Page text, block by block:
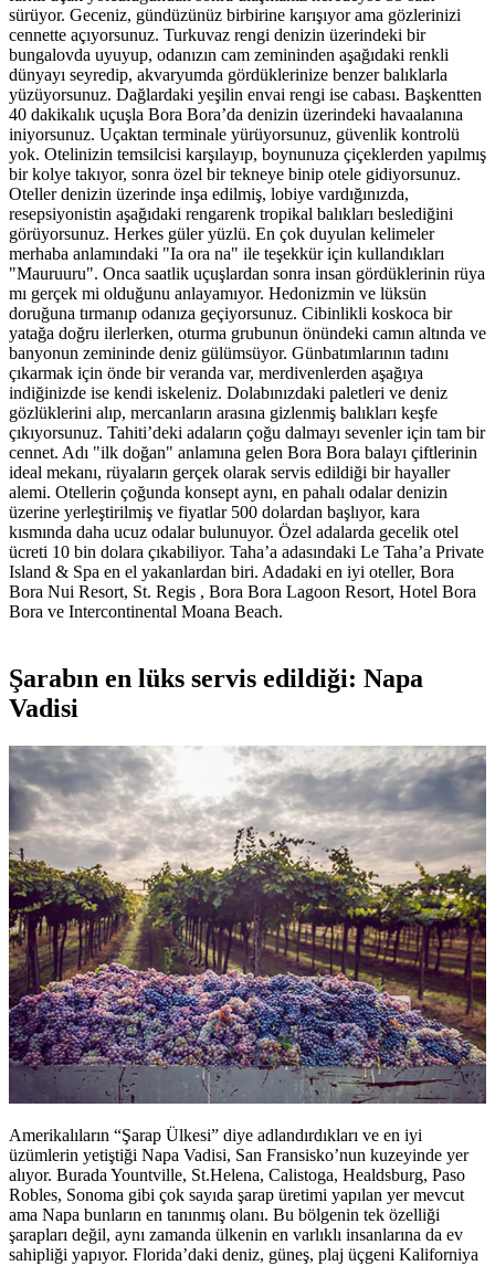
sürüyor. Geceniz, gündüzünüz birbirine karışıyor ama gözlerinizi
cennette açıyorsunuz. Turkuvaz rengi denizin üzerindeki bir
bungalovda uyuyup, odanızın cam zemininden aşağıdaki renkli
dünyayı seyredip, akvaryumda gördüklerinize benzer balıklarla
yüzüyorsunuz. Dağlardaki yeşilin envai rengi ise cabası. Başkentten
40 dakikalık uçuşla Bora Bora’da denizin üzerindeki havaalanına
iniyorsunuz. Uçaktan terminale yürüyorsunuz, güvenlik kontrolü
yok. Otelinizin temsilcisi karşılayıp, boynunuza çiçeklerden yapılmış
bir kolye takıyor, sonra özel bir tekneye binip otele gidiyorsunuz.
Oteller denizin üzerinde inşa edilmiş, lobiye vardığınızda,
resepsiyonistin aşağıdaki rengarenk tropikal balıkları beslediğini
görüyorsunuz. Herkes güler yüzlü. En çok duyulan kelimeler
merhaba anlamındaki "Ia ora na" ile teşekkür için kullandıkları
"Mauruuru". Onca saatlik uçuşlardan sonra insan gördüklerinin rüya
mı gerçek mi olduğunu anlayamıyor. Hedonizmin ve lüksün
doruğuna tırmanıp odanıza geçiyorsunuz. Cibinlikli koskoca bir
yatağa doğru ilerlerken, oturma grubunun önündeki camın altında ve
banyonun zemininde deniz gülümsüyor. Günbatımlarının tadını
çıkarmak için önde bir veranda var, merdivenlerden aşağıya
indiğinizde ise kendi iskeleniz. Dolabınızdaki paletleri ve deniz
gözlüklerini alıp, mercanların arasına gizlenmiş balıkları keşfe
çıkıyorsunuz. Tahiti’deki adaların çoğu dalmayı sevenler için tam bir
cennet. Adı "ilk doğan" anlamına gelen Bora Bora balayı çiftlerinin
ideal mekanı, rüyaların gerçek olarak servis edildiği bir hayaller
alemi. Otellerin çoğunda konsept aynı, en pahalı odalar denizin
üzerine yerleştirilmiş ve fiyatlar 500 dolardan başlıyor, kara
kısmında daha ucuz odalar bulunuyor. Özel adalarda gecelik otel
ücreti 10 bin dolara çıkabiliyor. Taha’a adasındaki Le Taha’a Private
Island & Spa en el yakanlardan biri. Adadaki en iyi oteller, Bora
Bora Nui Resort, St. Regis , Bora Bora Lagoon Resort, Hotel Bora
Bora ve Intercontinental Moana Beach.
Şarabın en lüks servis edildiği: Napa
Vadisi
Amerikalıların “Şarap Ülkesi” diye adlandırdıkları ve en iyi
üzümlerin yetiştiği Napa Vadisi, San Fransisko’nun kuzeyinde yer
alıyor. Burada Yountville, St.Helena, Calistoga, Healdsburg, Paso
Robles, Sonoma gibi çok sayıda şarap üretimi yapılan yer mevcut
ama Napa bunların en tanınmış olanı. Bu bölgenin tek özelliği
şarapları değil, aynı zamanda ülkenin en varlıklı insanlarına da ev
sahipliği yapıyor. Florida’daki deniz, güneş, plaj üçgeni Kaliforniya